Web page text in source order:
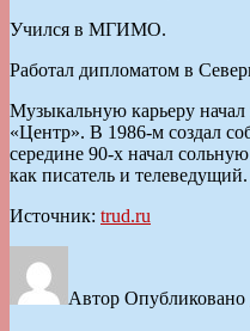
Учился в МГИМО.
Работал дипломатом в
Музыкальную карьеру
«Центр». В 1986-м создал
середине 90-х начал
как писатель и телеведущий.
Источник: trud.ru
Автор Опубликовано